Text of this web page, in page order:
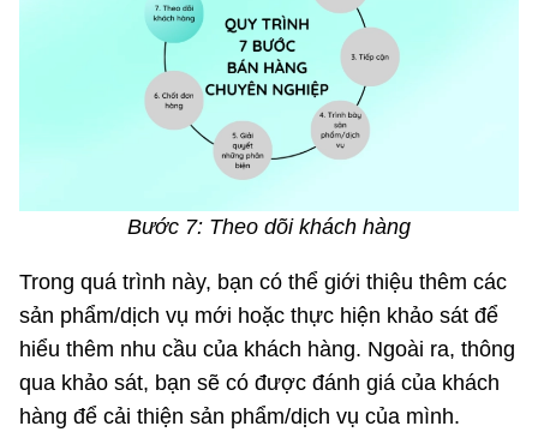
Bước 7: Theo dõi khách hàng
Trong quá trình này, bạn có thể giới thiệu thêm các
sản phẩm/dịch vụ mới hoặc thực hiện khảo sát để
hiểu thêm nhu cầu của khách hàng. Ngoài ra, thông
qua khảo sát, bạn sẽ có được đánh giá của khách
hàng để cải thiện sản phẩm/dịch vụ của mình.